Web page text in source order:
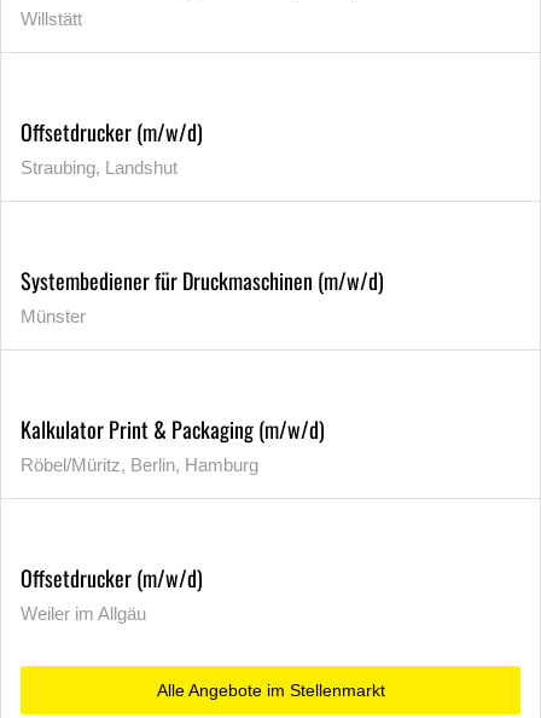
Willstätt
Offsetdrucker (m/w/d)
Straubing, Landshut
Systembediener für Druckmaschinen (m/w/d)
Münster
Kalkulator Print & Packaging (m/w/d)
Röbel/Müritz, Berlin, Hamburg
Offsetdrucker (m/w/d)
Weiler im Allgäu
Alle Angebote im Stellenmarkt